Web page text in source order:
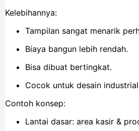
Kelebihannya:
Tampilan sangat menarik
Biaya bangun lebih rendah.
Bisa dibuat bertingkat.
Cocok untuk desain
Contoh konsep:
Lantai dasar: area kasir &